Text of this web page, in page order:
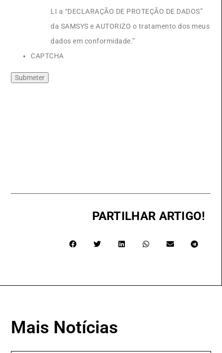
LI a “DECLARAÇÃO DE PROTEÇÃO DE DADOS”
da SAMSYS e AUTORIZO o tratamento dos meus
dados em conformidade.”
CAPTCHA
PARTILHAR ARTIGO!
Mais Notícias